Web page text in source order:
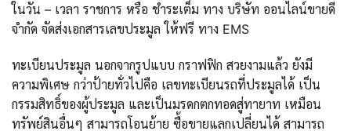
ในวัน – เวลา ราชการ หรือ ชำระเต็ม ทาง บริษัท ออนไลน์ขายดี
จำกัด จัดส่งเอกสารเลขประมูล ให้ฟรี ทาง EMS
ทะเบียนประมูล นอกจากรูปแบบ กราฟฟิก สวยงามแล้ว ยังมี
ความพิเศษ กว่าป้ายทั่วไปคือ เลขทะเบียนรถที่ประมูลได้ เป็น
กรรมสิทธิ์ของผู้ประมูล และเป็นมรดกตกทอดสู่ทายาท เหมือน
ทรัพย์สินอื่นๆ สามารถโอนย้าย ซื้อขายแลกเปลี่ยนได้ สามารถ